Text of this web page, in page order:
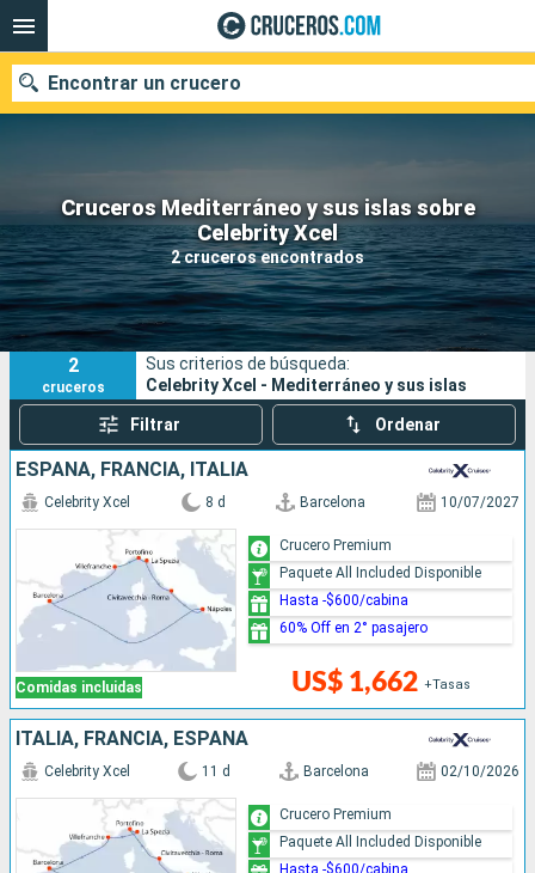
Cruceros Mediterráneo y sus islas sobre
Celebrity Xcel
2 cruceros encontrados
Encontrar un crucero
Nuestros destinos
Fecha de salida
Puertos Compañías
Buscar
2
cruceros
Sus criterios de búsqueda:
Celebrity Xcel - Mediterráneo y sus islas
Filtrar Ordenar
ESPAÑA, FRANCIA, ITALIA
Comidas incluidas
Celebrity Xcel 8 d Barcelona 10/07/2027
US$ 1,662 +Tasas
Crucero Premium
Paquete All Included Disponible
Hasta -$600/cabina
60% Off en 2° pasajero
ITALIA, FRANCIA, ESPAÑA
Celebrity Xcel 11 d Barcelona 02/10/2026
Crucero Premium
Paquete All Included Disponible
Hasta -$600/cabina